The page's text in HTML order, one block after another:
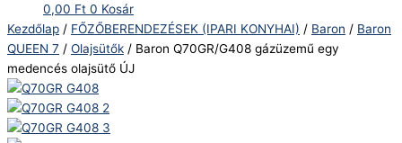
0,00 Ft 0 Kosár
Kezdőlap / FŐZŐBERENDEZÉSEK (IPARI KONYHAI) / Baron / Baron
QUEEN 7 / Olajsütők / Baron Q70GR/G408 gázüzemű egy
medencés olajsütő ÚJ